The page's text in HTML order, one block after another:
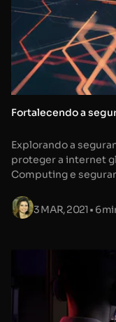
Fortalecendo a
Explorando a
proteger a internet
Computing e
3 MAR, 2021• 6